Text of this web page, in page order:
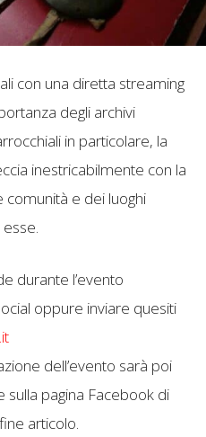
con una diretta streaming
degli archivi
in particolare, la
inestricabilmente con la
e dei luoghi
durante l’evento
oppure inviare quesiti
dell’evento sarà poi
sulla pagina Facebook di
articolo.